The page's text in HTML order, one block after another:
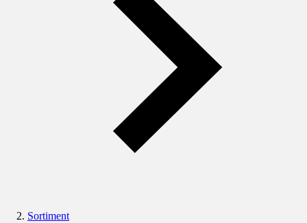
Sortiment